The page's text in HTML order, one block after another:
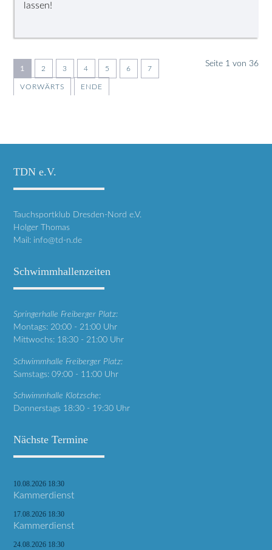
lassen!
Seite 1 von 36
1 2 3 4 5 6 7
VORWÄRTS ENDE
TDN e.V.
Tauchsportklub Dresden-Nord e.V.
Holger Thomas
Mail: info@td-n.de
Schwimmhallenzeiten
Springerhalle Freiberger Platz:
Montags: 20:00 - 21:00 Uhr
Mittwochs: 18:30 - 21:00 Uhr
Schwimmhalle Freiberger Platz:
Samstags: 09:00 - 11:00 Uhr
Schwimmhalle Klotzsche:
Donnerstags 18:30 - 19:30 Uhr
Nächste Termine
10.08.2026 18:30
Kammerdienst
17.08.2026 18:30
Kammerdienst
24.08.2026 18:30